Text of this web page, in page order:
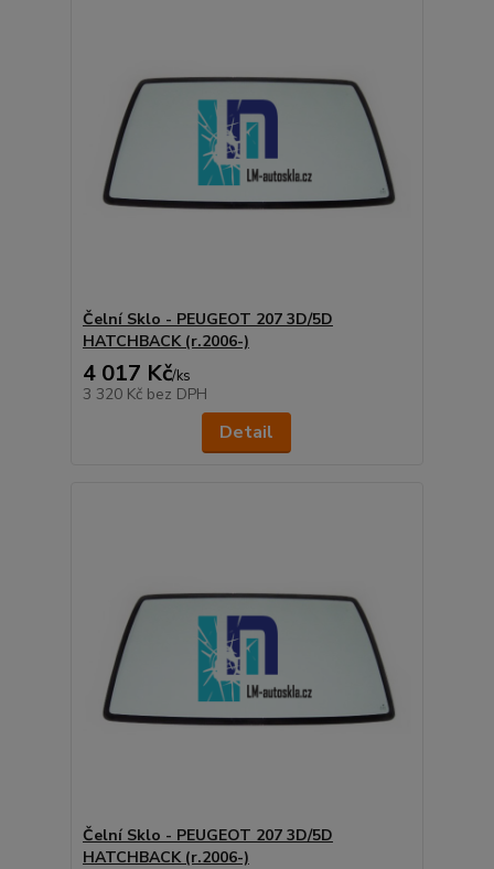
Čelní Sklo - PEUGEOT 207 3D/5D
HATCHBACK (r.2006-)
4 017 Kč/ks
3 320 Kč bez DPH
Detail
Čelní Sklo - PEUGEOT 207 3D/5D
HATCHBACK (r.2006-)